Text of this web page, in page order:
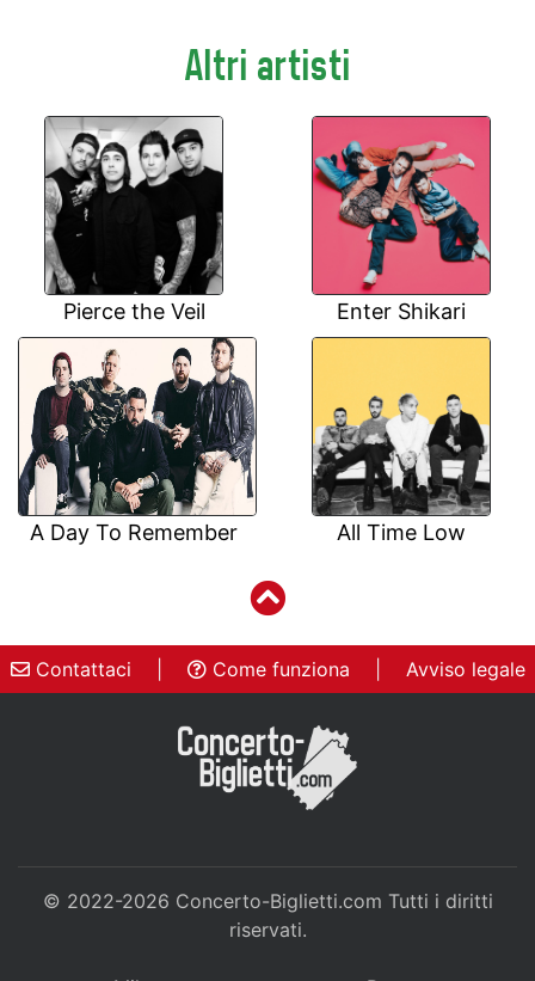
Altri artisti
Pierce the Veil Enter Shikari
A Day To Remember All Time Low
Contattaci Come funziona Avviso legale
© 2022-2026 Concerto-Biglietti.com Tutti i diritti
riservati.